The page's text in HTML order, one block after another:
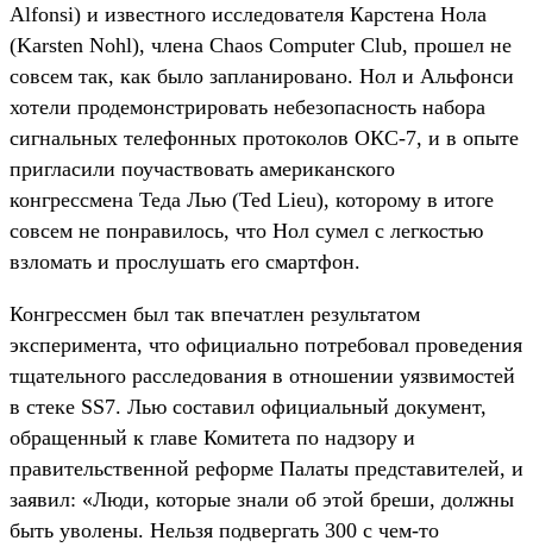
Alfonsi) и известного исследователя Карстена Нола
(Karsten Nohl), члена Chaos Computer Club, прошел не
совсем так, как было запланировано. Нол и Альфонси
хотели продемонстрировать небезопасность набора
сигнальных телефонных протоколов ОКС-7, и в опыте
пригласили поучаствовать американского
конгрессмена Теда Лью (Ted Lieu), которому в итоге
совсем не понравилось, что Нол сумел с легкостью
взломать и прослушать его смартфон.
Конгрессмен был так впечатлен результатом
эксперимента, что официально потребовал проведения
тщательного расследования в отношении уязвимостей
в стеке SS7. Лью составил официальный документ,
обращенный к главе Комитета по надзору и
правительственной реформе Палаты представителей, и
заявил: «Люди, которые знали об этой бреши, должны
быть уволены. Нельзя подвергать 300 с чем-то